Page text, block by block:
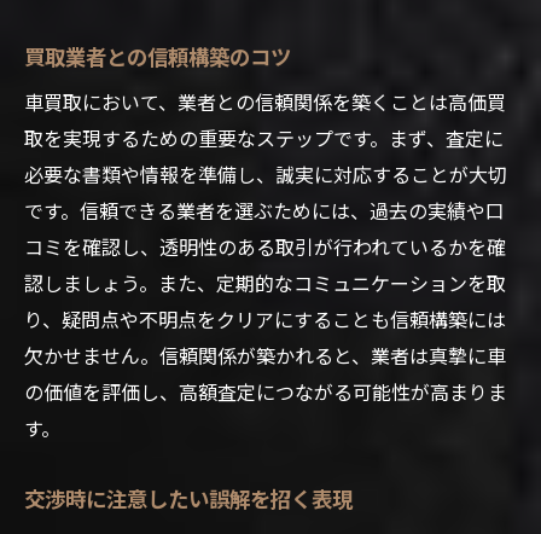
買取業者との信頼構築のコツ
車買取において、業者との信頼関係を築くことは高価買
取を実現するための重要なステップです。まず、査定に
必要な書類や情報を準備し、誠実に対応することが大切
です。信頼できる業者を選ぶためには、過去の実績や口
コミを確認し、透明性のある取引が行われているかを確
認しましょう。また、定期的なコミュニケーションを取
り、疑問点や不明点をクリアにすることも信頼構築には
欠かせません。信頼関係が築かれると、業者は真摯に車
の価値を評価し、高額査定につながる可能性が高まりま
す。
交渉時に注意したい誤解を招く表現